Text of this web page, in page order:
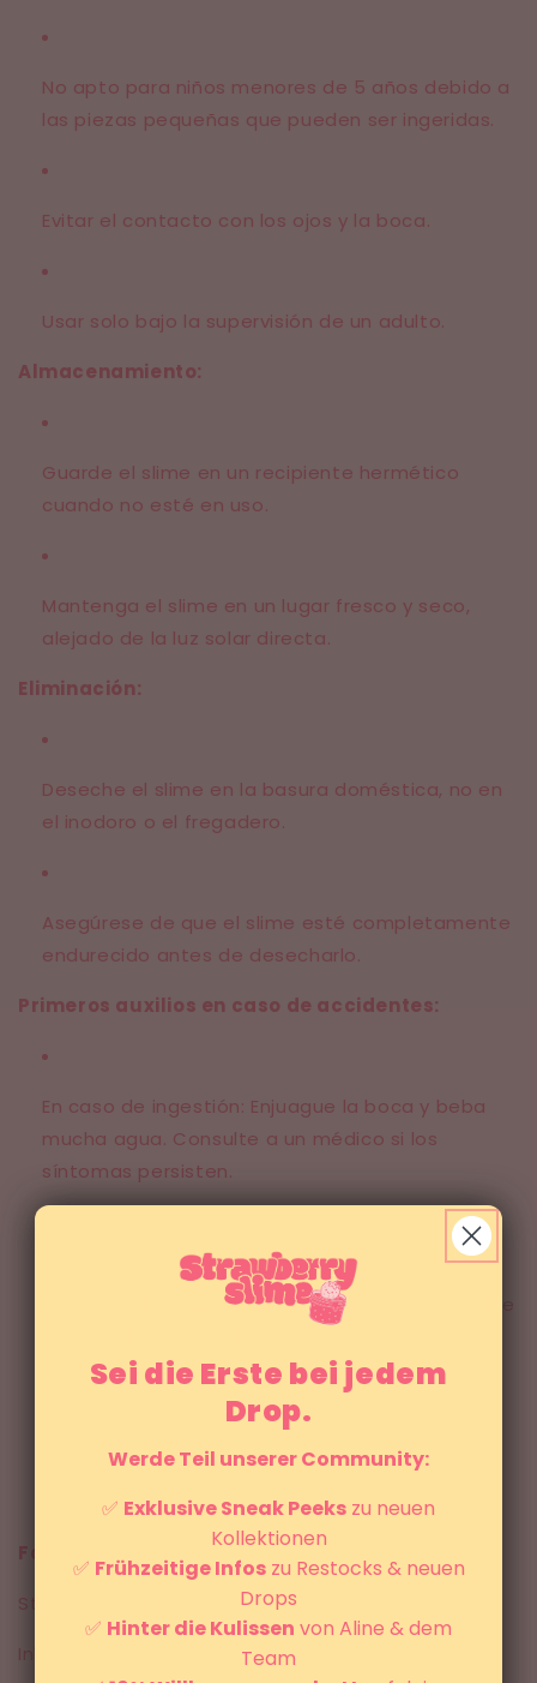
No apto para niños menores de 5 años debido a
las piezas pequeñas que pueden ser ingeridas.
Evitar el contacto con los ojos y la boca.
Usar solo bajo la supervisión de un adulto.
Almacenamiento:
Guarde el slime en un recipiente hermético
cuando no esté en uso.
Mantenga el slime en un lugar fresco y seco,
alejado de la luz solar directa.
Eliminación:
Deseche el slime en la basura doméstica, no en
el inodoro o el fregadero.
Asegúrese de que el slime esté completamente
endurecido antes de desecharlo.
Primeros auxilios en caso de accidentes:
En caso de ingestión: Enjuague la boca y beba
mucha agua. Consulte a un médico si los
síntomas persisten.
En caso de contacto con los ojos: Enjuague los
ojos inmediatamente con agua limpia y consulte
En caso de irritación de la piel: Lávese bien las
manos y consulte a un médico si los síntomas
persisten.
Fabricante:
StrawberrySlime.com
Inh. Aline Weber-Acar
Sei die Erste bei jedem
Drop.
Werde Teil unserer Community:
✅ Exklusive Sneak Peeks zu neuen
Kollektionen
✅ Frühzeitige Infoszu Restocks & neuen
Drops
✅ Hinter die Kulissen von Aline & dem
Team